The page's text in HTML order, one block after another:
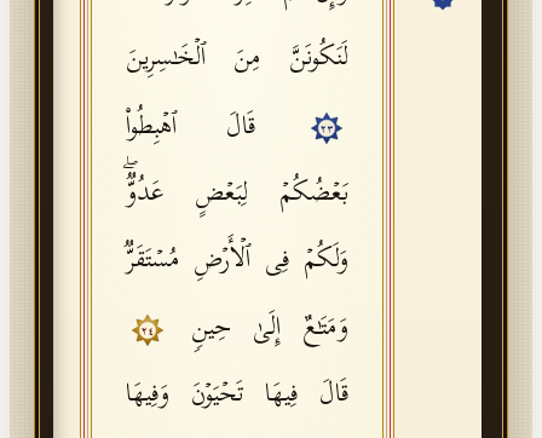
Tajweed Guide
Font Edition Tester
لَنَكُونَنَّ مِنَ ٱلۡخَـٰسِرِینَ
٢٣
قَالَ ٱهۡبِطُوا۟
بَعۡضُكُمۡ لِبَعۡضٍ عَدُوࣱّۖ
وَلَكُمۡ فِی ٱلۡأَرۡضِ مُسۡتَقَرࣱّ
وَمَتَـٰعٌ إِلَىٰ حِینࣲ
٢٤
قَالَ فِیهَا تَحۡیَوۡنَ وَفِیهَا